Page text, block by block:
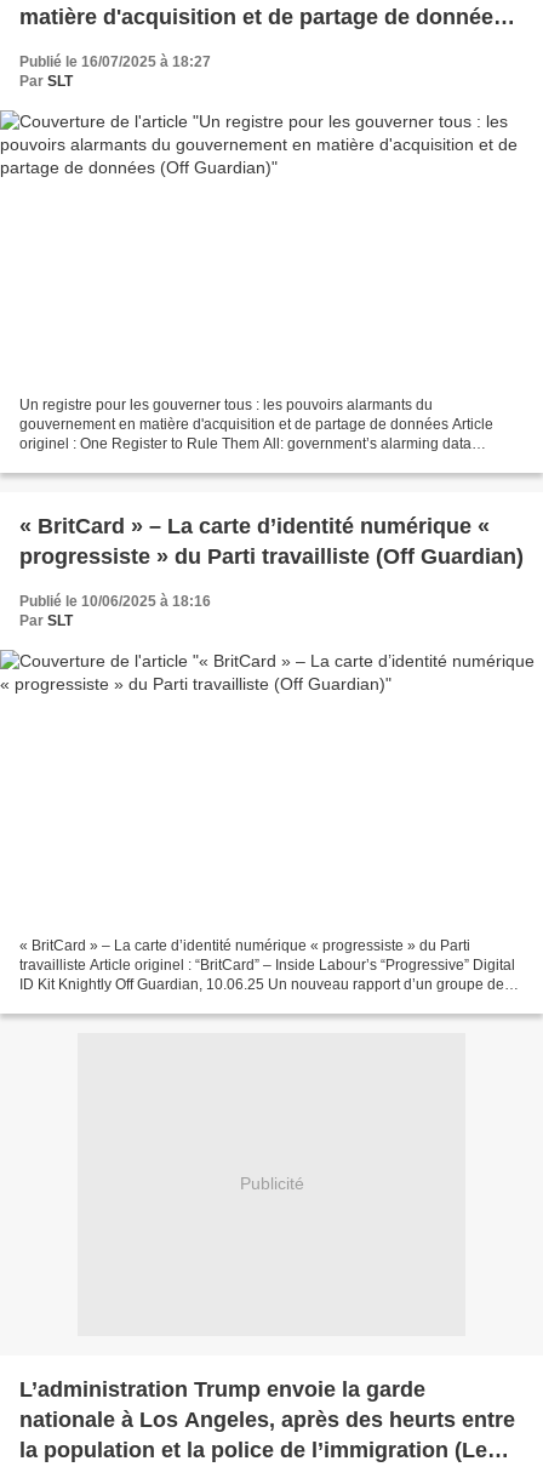
matière d'acquisition et de partage de données
Publié le 16/07/2025 à 18:27
Par SLT
Un registre pour les gouverner tous : les pouvoirs alarmants du
gouvernement en matière d'acquisition et de partage de données Article
originel : One Register to Rule Them All: government’s alarming data
« BritCard » – La carte d’identité numérique «
progressiste » du Parti travailliste (Off Guardian)
Publié le 10/06/2025 à 18:16
Par SLT
« BritCard » – La carte d’identité numérique « progressiste » du Parti
travailliste Article originel : “BritCard” – Inside Labour’s “Progressive” Digital
ID Kit Knightly Off Guardian, 10.06.25 Un nouveau rapport d’un groupe de
Publicité
L’administration Trump envoie la garde
nationale à Los Angeles, après des heurts entre
la population et la police de l’immigration (Le